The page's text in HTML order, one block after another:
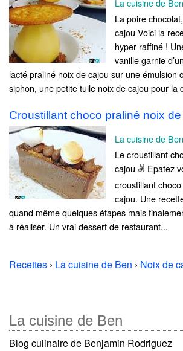
La cuisine de Ben
La poire
cajou Voici la
hyper raffiné !
vanille garnie
lacté praliné noix de cajou sur une émulsion
siphon, une petite tuile noix de cajou pour
Croustillant choco praliné noix
La cuisine de Ben
Le croustillant
cajou ✌️ Epatez
croustillant
cajou. Une
quand même quelques étapes mais
à réaliser. Un vrai dessert de restaurant...
Recettes › La cuisine de Ben › Noix de
La cuisine de Ben
Blog culinaire de Benjamin Rodriguez